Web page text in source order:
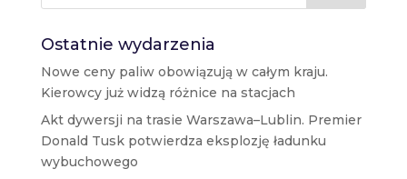
Ostatnie wydarzenia
Nowe ceny paliw obowiązują w całym kraju.
Kierowcy już widzą różnice na stacjach
Akt dywersji na trasie Warszawa–Lublin. Premier
Donald Tusk potwierdza eksplozję ładunku
wybuchowego